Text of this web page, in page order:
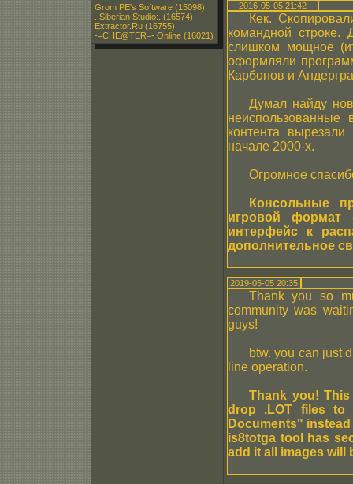
Grom PE's Software (15098)
.:Siberian Studio:. (16574)
Extractor.Ru (16755)
-=CHE@TER=- Online (16021)
2016-05-05 21:42
Кек.
командной
слишком мощное
оформляли
Карбонов и
Думал найду
неиспользованные
контента
начале 2000-х.
Огромное
Консольные
игровой формат
интерфейс к
дополнительное
2019-05-05 20:35
Thank you so
community was
guys!
btw. you can just
line operation.
Thank you!
drop .LOT files
Documents"
is8totga tool has
add it all images will